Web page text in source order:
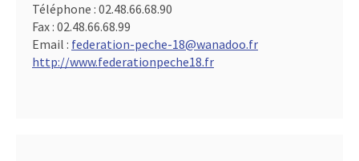
Téléphone : 02.48.66.68.90
Fax : 02.48.66.68.99
Email : federation-peche-18@wanadoo.fr
http://www.federationpeche18.fr